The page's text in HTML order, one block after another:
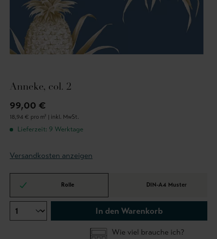
Anneke, col. 2
99,00 €
18,94 € pro m² | inkl. MwSt.
Lieferzeit: 9 Werktage
Versandkosten anzeigen
Rolle DIN-A4 Muster
In den Warenkorb
Wie viel brauche ich?